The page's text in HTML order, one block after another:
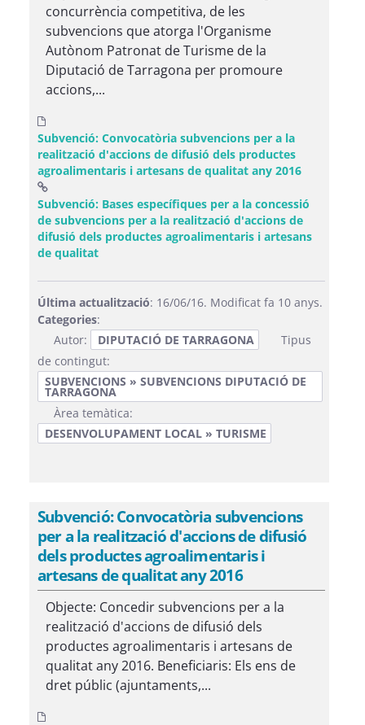
concurrència competitiva, de les
subvencions que atorga l'Organisme
Autònom Patronat de Turisme de la
Diputació de Tarragona per promoure
accions,...
Subvenció: Convocatòria subvencions per a la
realització d'accions de difusió dels productes
agroalimentaris i artesans de qualitat any 2016
Subvenció: Bases específiques per a la concessió
de subvencions per a la realització d'accions de
difusió dels productes agroalimentaris i artesans
de qualitat(Obre una finestra nova)
Última actualització: 16/06/16. Modificat fa 10 anys.
Categories:
Autor:
DIPUTACIÓ DE TARRAGONA
Tipus
de contingut:
SUBVENCIONS » SUBVENCIONS DIPUTACIÓ DE
TARRAGONA
Àrea temàtica:
DESENVOLUPAMENT LOCAL » TURISME
Subvenció: Convocatòria subvencions
per a la realització d'accions de difusió
dels productes agroalimentaris i
artesans de qualitat any 2016
Objecte: Concedir subvencions per a la
realització d'accions de difusió dels
productes agroalimentaris i artesans de
qualitat any 2016. Beneficiaris: Els ens de
dret públic (ajuntaments,...